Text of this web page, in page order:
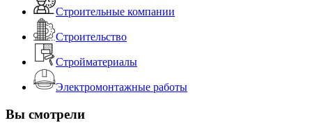
Строительные компании
Строительство
Стройматериалы
Электромонтажные работы
Вы смотрели